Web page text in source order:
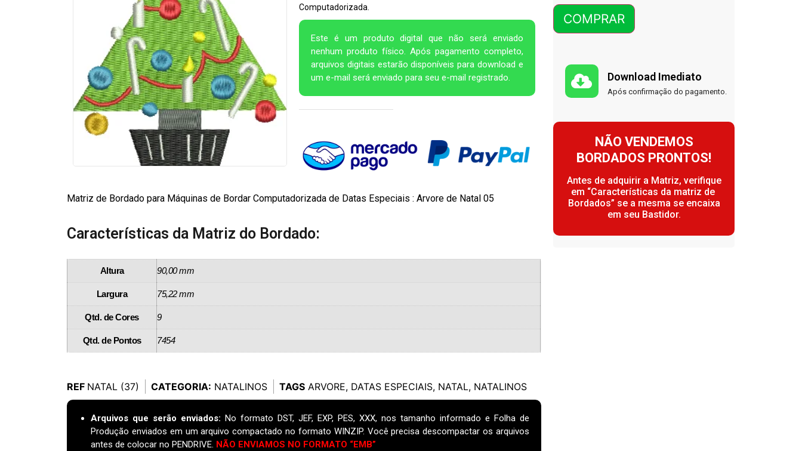
Computadorizada.
Este é um produto digital que não será enviado
nenhum produto físico. Após pagamento completo,
arquivos digitais estarão disponíveis para download e
um e-mail será enviado para seu e-mail registrado.
Matriz de Bordado para Máquinas de Bordar Computadorizada de Datas Especiais : Arvore de Natal 05
Características da Matriz do Bordado:
Altura 90,00 mm
Largura 75,22 mm
Qtd. de Cores 9
Qtd. de Pontos 7454
REF NATAL (37) CATEGORIA: NATALINOS TAGS ARVORE, DATAS ESPECIAIS, NATAL, NATALINOS
Arquivos que serão enviados: No formato DST, JEF, EXP, PES, XXX, nos tamanho informado e Folha de
Produção enviados em um arquivo compactado no formato WINZIP. Você precisa descompactar os arquivos
antes de colocar no PENDRIVE. NÃO ENVIAMOS NO FORMATO “EMB”
COMPRAR
Download Imediato
Após confirmação do pagamento.
NÃO VENDEMOS
BORDADOS PRONTOS!
Antes de adquirir a Matriz, verifique
em “Características da matriz de
Bordados” se a mesma se encaixa
em seu Bastidor.